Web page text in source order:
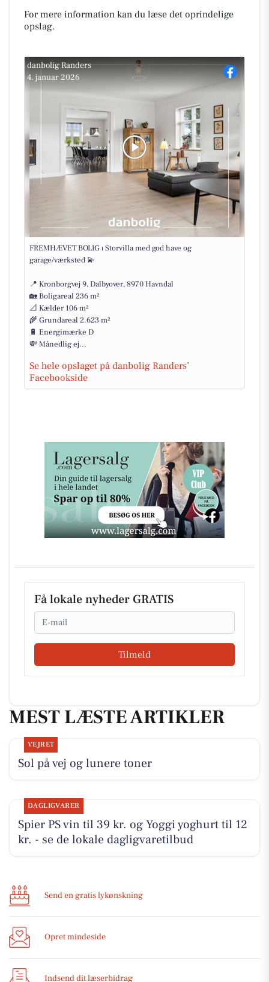
For mere information kan du læse det oprindelige
opslag.
danbolig Randers
4. januar 2026
FREMHÆVET BOLIG ⏐ Storvilla med god have og
garage/værksted 💫
📍 Kronborgvej 9, Dalbyover, 8970 Havndal
🏡 Boligareal 236 m²
📐 Kælder 106 m²
🌾 Grundareal 2.623 m²
🔋 Energimærke D
💸 Månedlig ej...
Se hele opslaget på danbolig Randers’
Facebookside
Få lokale nyheder GRATIS
Email
Tilmeld
MEST LÆSTE ARTIKLER
VEJRET
Sol på vej og lunere toner
DAGLIGVARER
Spier PS vin til 39 kr. og Yoggi yoghurt til 12
kr. - se de lokale dagligvaretilbud
Send en gratis lykønskning
Opret mindeside
Indsend dit læserbidrag